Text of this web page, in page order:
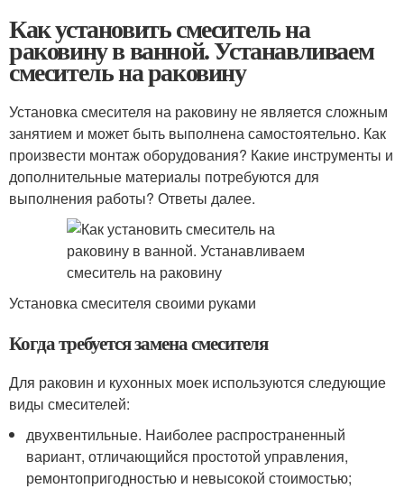
Как установить смеситель на
раковину в ванной. Устанавливаем
смеситель на раковину
Установка смесителя на раковину не является сложным
занятием и может быть выполнена самостоятельно. Как
произвести монтаж оборудования? Какие инструменты и
дополнительные материалы потребуются для
выполнения работы? Ответы далее.
Установка смесителя своими руками
Когда требуется замена смесителя
Для раковин и кухонных моек используются следующие
виды смесителей:
двухвентильные. Наиболее распространенный
вариант, отличающийся простотой управления,
ремонтопригодностью и невысокой стоимостью;